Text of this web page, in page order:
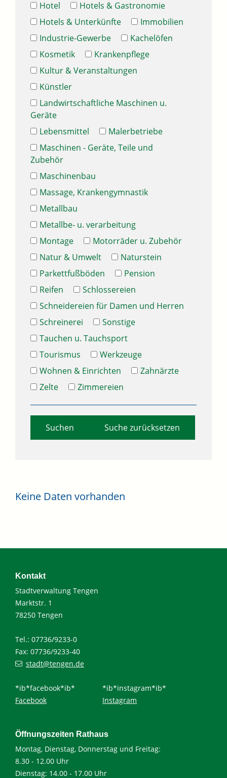
Hotel
Hotels & Gastronomie
Hotels & Unterkünfte
Immobilien
Industrie-Gewerbe
Kachelöfen
Kosmetik
Krankenpflege
Kultur & Veranstaltungen
Künstler
Landwirtschaftliche Maschinen u.
Geräte
Lebensmittel
Malerbetriebe
Maschinen - Geräte, Teile und
Zubehör
Maschinenbau
Massage, Krankengymnastik
Metallbau
Metallbe- u. verarbeitung
Montage
Motorräder u. Zubehör
Natur & Umwelt
Naturstein
Parkettfußböden
Pension
Reifen
Schlossereien
Schneidereien für Damen und Herren
Schreinerei
Sonstige
Tauchen u. Tauchsport
Tourismus
Werkzeuge
Wohnen & Einrichten
Zahnärzte
Zelte
Zimmereien
Suche zurücksetzen
Keine Daten vorhanden
Kontakt
Stadtverwaltung Tengen
Marktstr. 1
78250 Tengen
Tel.: 07736/9233-0
Fax: 07736/9233-40
stadt@tengen.de
*ib*facebook*ib*
Facebook
*ib*instagram*ib*
Instagram
Öffnungszeiten Rathaus
Montag, Dienstag, Donnerstag und Freitag:
8.30 - 12.00 Uhr
Dienstag: 14.00 - 17.00 Uhr